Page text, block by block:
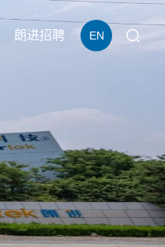
EN
朗进招聘